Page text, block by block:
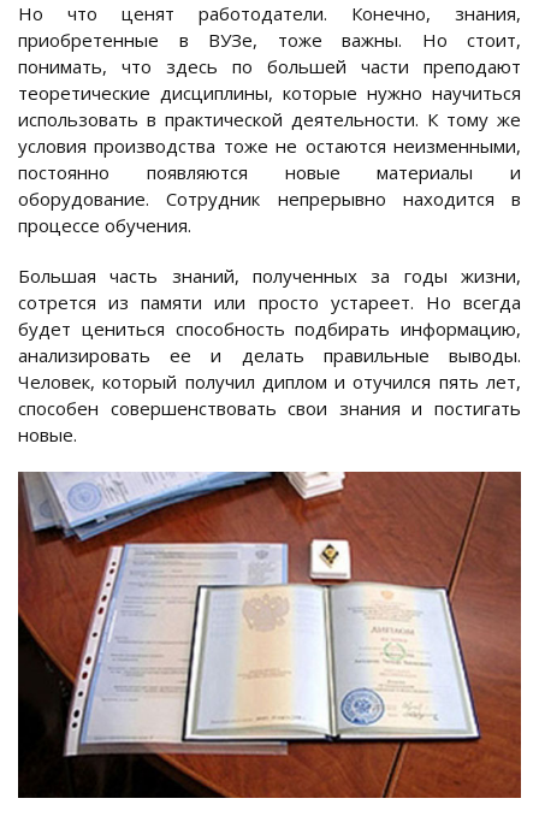
Но что ценят работодатели. Конечно, знания,
приобретенные в ВУЗе, тоже важны. Но стоит,
понимать, что здесь по большей части преподают
теоретические дисциплины, которые нужно научиться
использовать в практической деятельности. К тому же
условия производства тоже не остаются неизменными,
постоянно появляются новые материалы и
оборудование. Сотрудник непрерывно находится в
процессе обучения.
Большая часть знаний, полученных за годы жизни,
сотрется из памяти или просто устареет. Но всегда
будет цениться способность подбирать информацию,
анализировать ее и делать правильные выводы.
Человек, который получил диплом и отучился пять лет,
способен совершенствовать свои знания и постигать
новые.